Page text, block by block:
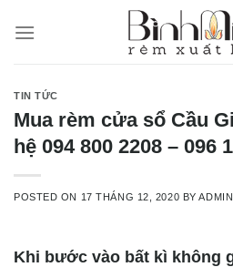
TIN TỨC
Mua rèm cửa sổ Cầu
hệ 094 800 2208 – 096
POSTED ON 17 THÁNG 12, 2020 BY
Khi bước vào bất kì không